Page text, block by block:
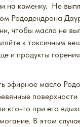
на каменку. Не
Рододендрона
чтобы масло не
к токсичным
и продукты
эфирное масло
кто-то при его
В этом